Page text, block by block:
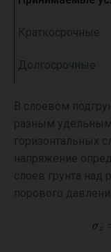
Краткосрочные
Долгосрочные
В слоевом
разным
горизонтальных
напряжение
слоев грунта над
порового